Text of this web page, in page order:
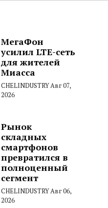
МегаФон
усилил LTE-сеть
для жителей
Миасса
CHELINDUSTRYАвг 07,
2026
Рынок
складных
смартфонов
превратился в
полноценный
сегмент
CHELINDUSTRYАвг 06,
2026